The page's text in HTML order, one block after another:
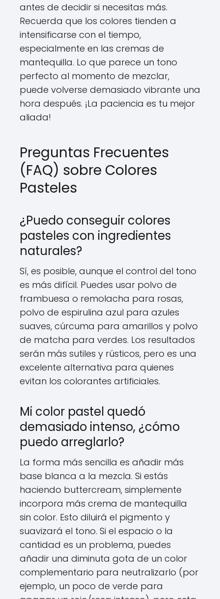
antes de decidir si necesitas más.
Recuerda que los colores tienden a
intensificarse con el tiempo,
especialmente en las cremas de
mantequilla. Lo que parece un tono
perfecto al momento de mezclar,
puede volverse demasiado vibrante una
hora después. ¡La paciencia es tu mejor
aliada!
Preguntas Frecuentes
(FAQ) sobre Colores
Pasteles
¿Puedo conseguir colores
pasteles con ingredientes
naturales?
Sí, es posible, aunque el control del tono
es más difícil. Puedes usar polvo de
frambuesa o remolacha para rosas,
polvo de espirulina azul para azules
suaves, cúrcuma para amarillos y polvo
de matcha para verdes. Los resultados
serán más sutiles y rústicos, pero es una
excelente alternativa para quienes
evitan los colorantes artificiales.
Mi color pastel quedó
demasiado intenso, ¿cómo
puedo arreglarlo?
La forma más sencilla es añadir más
base blanca a la mezcla. Si estás
haciendo buttercream, simplemente
incorpora más crema de mantequilla
sin color. Esto diluirá el pigmento y
suavizará el tono. Si el espacio o la
cantidad es un problema, puedes
añadir una diminuta gota de un color
complementario para neutralizarlo (por
ejemplo, un poco de verde para